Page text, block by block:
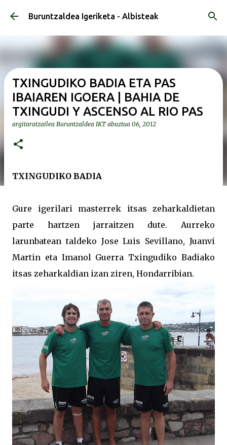
Saltatu eta joan eduki nagusira
Buruntzaldea Igeriketa - Albisteak
TXINGUDIKO BADIA ETA PAS
IBAIAREN IGOERA | BAHIA DE
TXINGUDI Y ASCENSO AL RIO PAS
argitaratzailea Buruntzaldea IKT abuztua 06, 2012
TXINGUDIKO BADIA
Gure igerilari masterrek itsas zeharkaldietan
parte hartzen jarraitzen dute. Aurreko
larunbatean taldeko Jose Luis Sevillano, Juanvi
Martin eta Imanol Guerra Txingudiko Badiako
itsas zeharkaldian izan ziren, Hondarribian.